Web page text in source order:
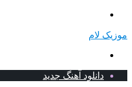
موزیک لام
دانلود آهنگ جدید